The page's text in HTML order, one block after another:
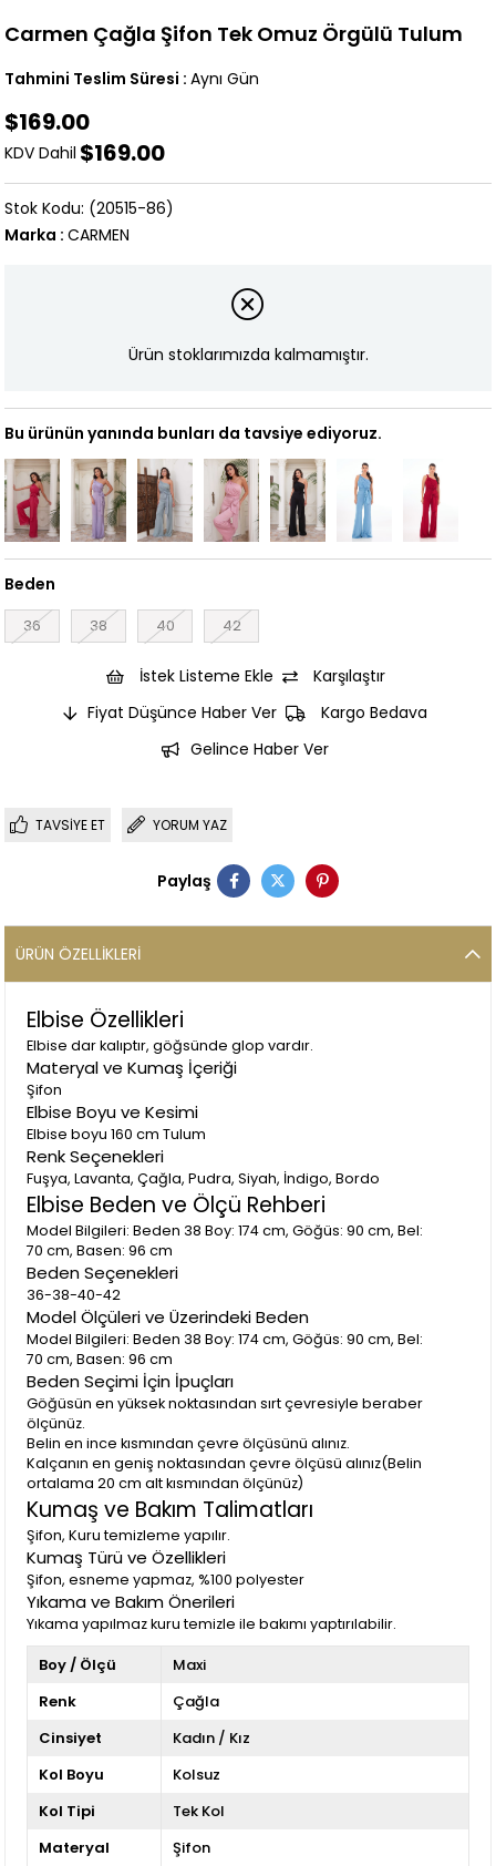
Carmen Çağla Şifon Tek Omuz Örgülü Tulum
Tahmini Teslim Süresi : Aynı Gün
$169.00
KDV Dahil $169.00
(20515-86)
Marka : CARMEN
Ürün stoklarımızda kalmamıştır.
Bu ürünün yanında bunları da tavsiye ediyoruz.
Beden
36 38 40 42
İstek Listeme Ekle
Karşılaştır
Fiyat Düşünce Haber Ver
Kargo Bedava
Gelince Haber Ver
TAVSIYE ET YORUM YAZ
Paylaş
ÜRÜN ÖZELLIKLERI
Elbise Özellikleri
Elbise dar kalıptır, göğsünde glop vardır.
Materyal ve Kumaş İçeriği
Şifon
Elbise Boyu ve Kesimi
Elbise boyu 160 cm Tulum
Renk Seçenekleri
Fuşya, Lavanta, Çağla, Pudra, Siyah, İndigo, Bordo
Elbise Beden ve Ölçü Rehberi
Model Bilgileri: Beden 38 Boy: 174 cm, Göğüs: 90 cm, Bel:
70 cm, Basen: 96 cm
Beden Seçenekleri
36-38-40-42
Model Ölçüleri ve Üzerindeki Beden
Model Bilgileri: Beden 38 Boy: 174 cm, Göğüs: 90 cm, Bel:
70 cm, Basen: 96 cm
Beden Seçimi İçin İpuçları
Göğüsün en yüksek noktasından sırt çevresiyle beraber
ölçünüz.
Belin en ince kısmından çevre ölçüsünü alınız.
Kalçanın en geniş noktasından çevre ölçüsü alınız(Belin
ortalama 20 cm alt kısmından ölçünüz)
Kumaş ve Bakım Talimatları
Şifon, Kuru temizleme yapılır.
Kumaş Türü ve Özellikleri
Şifon, esneme yapmaz, %100 polyester
Yıkama ve Bakım Önerileri
Yıkama yapılmaz kuru temizle ile bakımı yaptırılabilir.
Boy / Ölçü
Maxi
Renk
Çağla
Cinsiyet
Kadın / Kız
Kol Boyu
Kolsuz
Kol Tipi
Tek Kol
Materyal
Şifon